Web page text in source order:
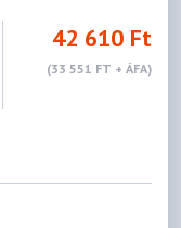
42 610 Ft
(33 551 FT + ÁFA)